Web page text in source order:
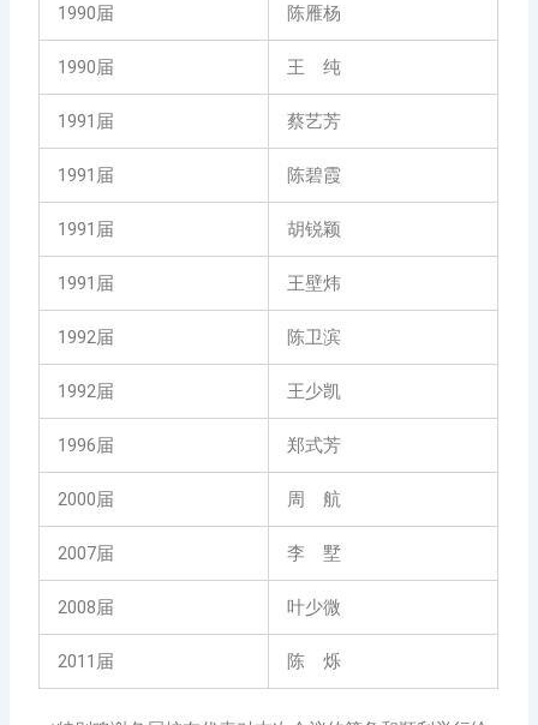
1990届 陈雁杨
1990届 王 纯
1991届 蔡艺芳
1991届 陈碧霞
1991届 胡锐颖
1991届 王壁炜
1992届 陈卫滨
1992届 王少凯
1996届 郑式芳
2000届 周 航
2007届 李 墅
2008届 叶少微
2011届 陈 烁